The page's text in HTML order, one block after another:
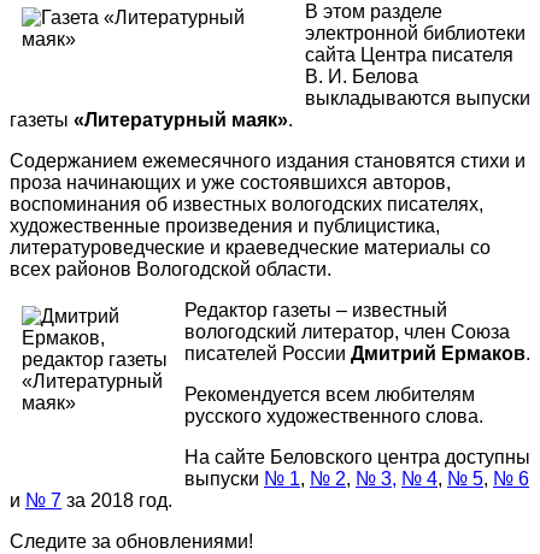
В этом разделе
электронной библиотеки
сайта Центра писателя
В. И. Белова
выкладываются выпуски
газеты «Литературный маяк».
Содержанием ежемесячного издания становятся стихи и
проза начинающих и уже состоявшихся авторов,
воспоминания об известных вологодских писателях,
художественные произведения и публицистика,
литературоведческие и краеведческие материалы со
всех районов Вологодской области.
Редактор газеты – известный
вологодский литератор, член Союза
писателей России Дмитрий Ермаков.
Рекомендуется всем любителям
русского художественного слова.
На сайте Беловского центра доступны
выпуски № 1, № 2, № 3, № 4, № 5, № 6
и № 7 за 2018 год.
Следите за обновлениями!